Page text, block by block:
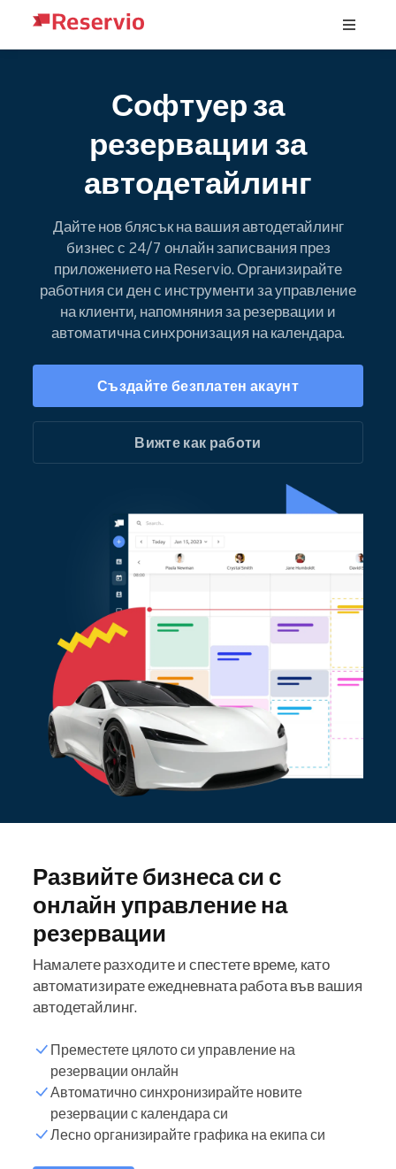
Софтуер за
резервации за
автодетайлинг
Дайте нов блясък на вашия автодетайлинг
бизнес с 24/7 онлайн записвания през
приложението на Reservio. Организирайте
работния си ден с инструменти за управление
на клиенти, напомняния за резервации и
автоматична синхронизация на календара.
Създайте безплатен акаунт
Вижте как работи
Развийте бизнеса си с
онлайн управление на
резервации
Намалете разходите и спестете време, като
автоматизирате ежедневната работа във вашия
автодетайлинг.
Преместете цялото си управление на
резервации онлайн
Автоматично синхронизирайте новите
резервации с календара си
Лесно организирайте графика на екипа си